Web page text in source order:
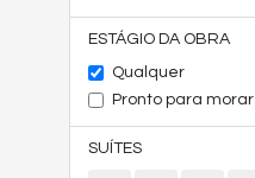
ESTÁGIO DA OBRA
Qualquer
Pronto para morar
SUÍTES